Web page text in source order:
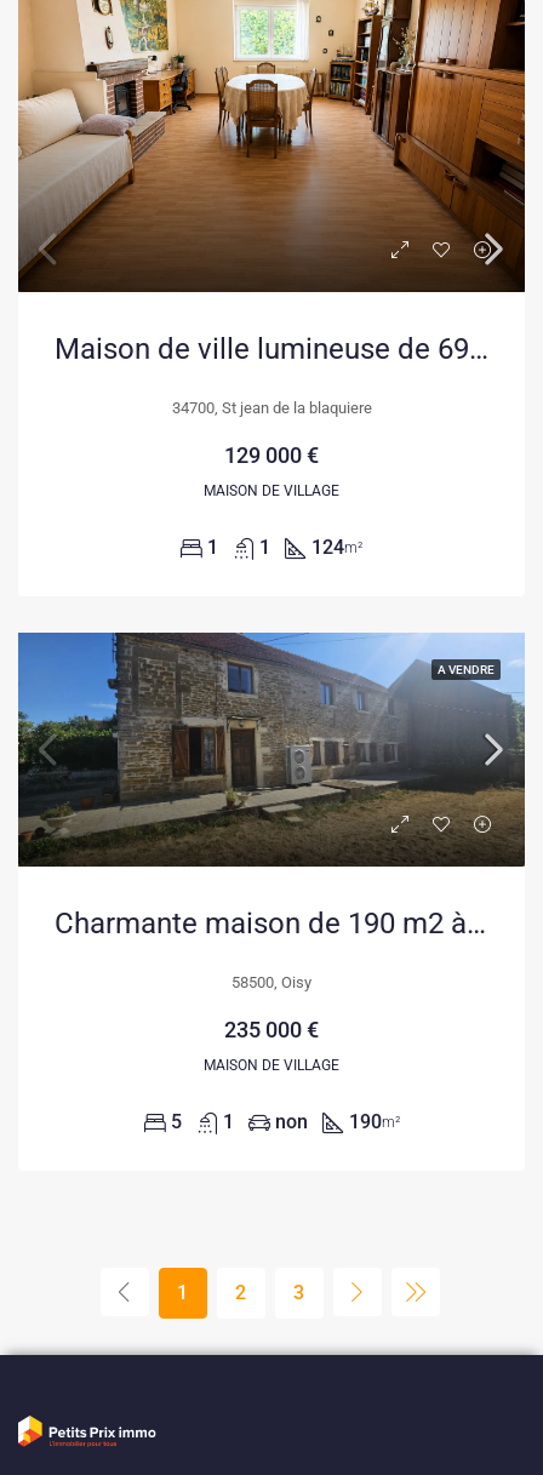
Maison de ville lumineuse de 69 m² avec garage et terrasse à Saint Jean de la Blaquière
34700, St jean de la blaquiere
129 000 €
MAISON DE VILLAGE
1 1 124m²
A VENDRE
Charmante maison de 190 m2 à Oisy – Grande demeure familiale avec jardin
58500, Oisy
235 000 €
MAISON DE VILLAGE
5 1 non 190m²
1 2 3